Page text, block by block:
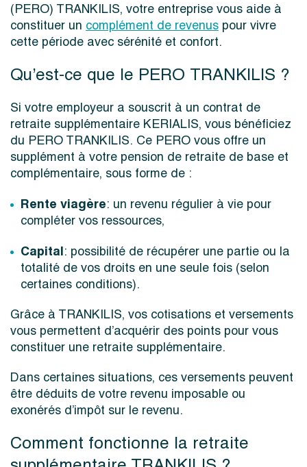
(PERO) TRANKILIS, votre entreprise vous aide à
constituer un complément de revenus pour vivre
cette période avec sérénité et confort.
Qu’est-ce que le PERO TRANKILIS ?
Si votre employeur a souscrit à un contrat de
retraite supplémentaire KERIALIS, vous bénéficiez
du PERO TRANKILIS. Ce PERO vous offre un
supplément à votre pension de retraite de base et
complémentaire, sous forme de :
Rente viagère: un revenu régulier à vie pour
compléter vos ressources,
Capital: possibilité de récupérer une partie ou la
totalité de vos droits en une seule fois (selon
certaines conditions).
Grâce à TRANKILIS, vos cotisations et versements
vous permettent d’acquérir des points pour vous
constituer une retraite supplémentaire.
Dans certaines situations, ces versements peuvent
être déduits de votre revenu imposable ou
exonérés d’impôt sur le revenu.
Comment fonctionne la retraite